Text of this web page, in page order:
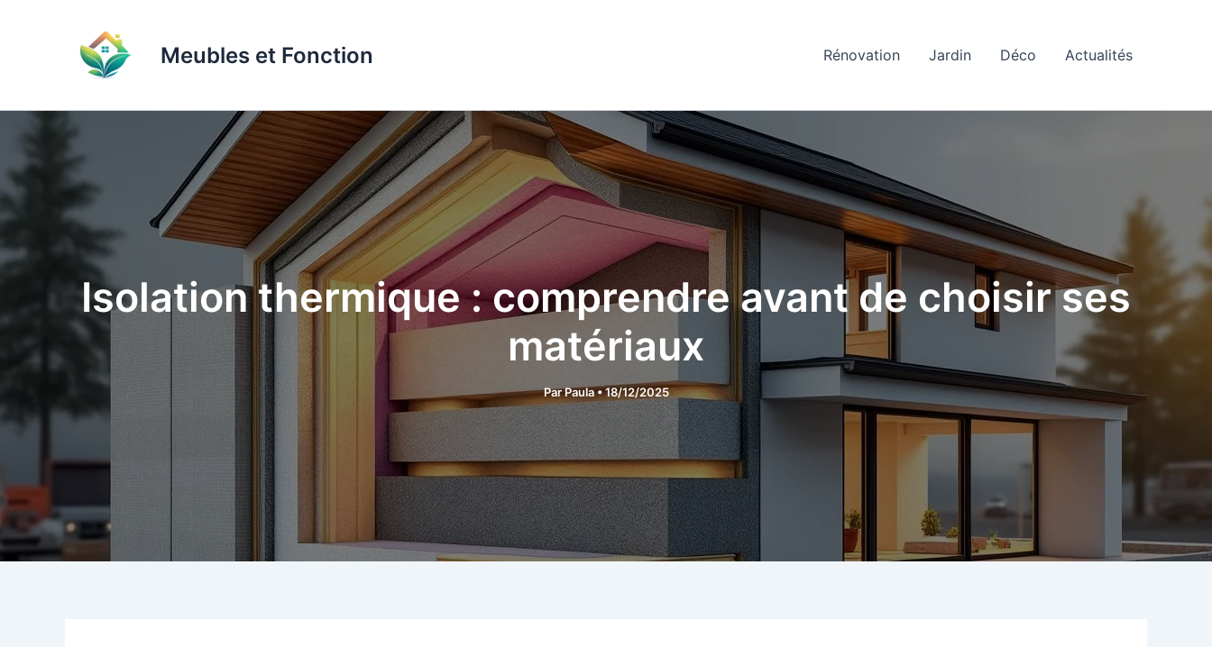
Meubles et Fonction Rénovation Jardin Déco Actualités
Isolation thermique : comprendre avant de choisir ses
matériaux
ParPaula•18/12/2025